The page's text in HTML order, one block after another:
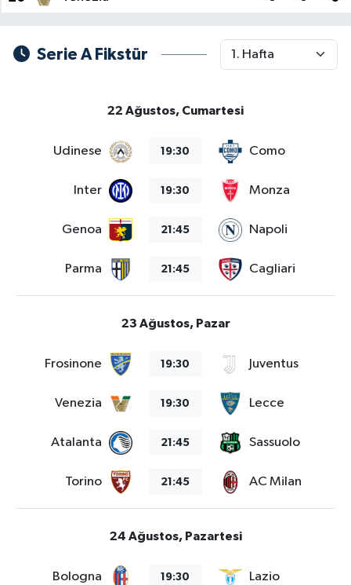
Serie A Fikstür
22 Ağustos, Cumartesi
Udinese 19:30 Como
Inter 19:30 Monza
Genoa 21:45 Napoli
Parma 21:45 Cagliari
23 Ağustos, Pazar
Frosinone 19:30 Juventus
Venezia 19:30 Lecce
Atalanta 21:45 Sassuolo
Torino 21:45 AC Milan
24 Ağustos, Pazartesi
Bologna 19:30 Lazio